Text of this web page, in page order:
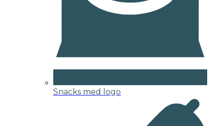
Snacks med logo